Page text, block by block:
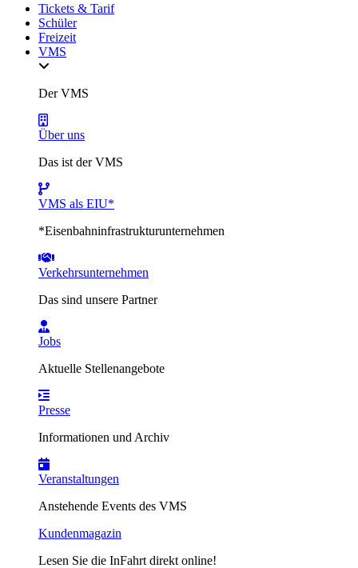
Tickets & Tarif
Schüler
Freizeit
VMS
Der VMS
Über uns
Das ist der VMS
VMS als EIU*
*Eisenbahninfrastrukturunternehmen
Verkehrsunternehmen
Das sind unsere Partner
Jobs
Aktuelle Stellenangebote
Presse
Informationen und Archiv
Veranstaltungen
Anstehende Events des VMS
Kundenmagazin
Lesen Sie die InFahrt direkt online!